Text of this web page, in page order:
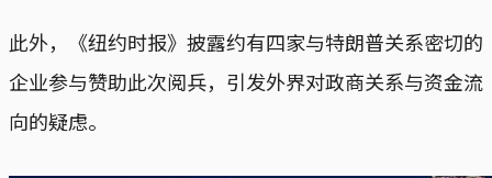
此外，《纽约时报》披露约有四家与特朗普关系密切的
企业参与赞助此次阅兵，引发外界对政商关系与资金流
向的疑虑。